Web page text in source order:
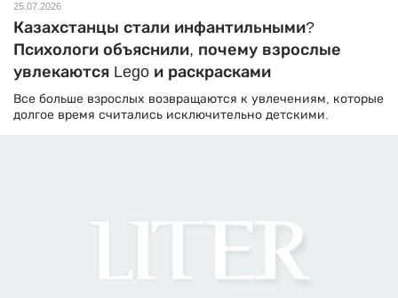
25.07.2026
Казахстанцы стали инфантильными?
Психологи объяснили, почему взрослые
увлекаются Lego и раскрасками
Все больше взрослых возвращаются к увлечениям, которые
долгое время считались исключительно детскими.